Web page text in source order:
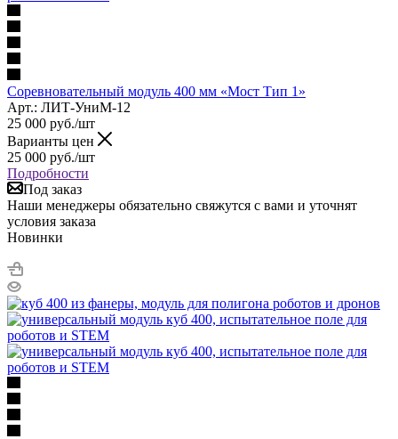
Соревновательный модуль 400 мм «Мост Тип 1»
Арт.: ЛИТ-УниМ-12
25 000 руб./шт
Варианты цен
25 000 руб./шт
Подробности
Под заказ
Наши менеджеры обязательно свяжутся с вами и уточнят
условия заказа
Новинки